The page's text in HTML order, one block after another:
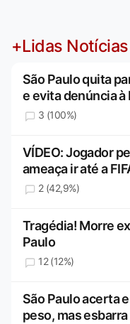
+Lidas Notícias
São Paulo quita
e evita denúncia à
3 (100%)
VÍDEO: Jogador
ameaça ir até a
2 (42,9%)
Tragédia! Morre
Paulo
12 (12%)
São Paulo acerta
peso, mas